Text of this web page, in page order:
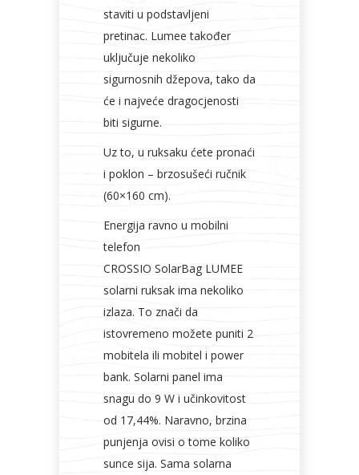
staviti u podstavljeni
pretinac. Lumee također
uključuje nekoliko
sigurnosnih džepova, tako da
će i najveće dragocjenosti
biti sigurne.
Uz to, u ruksaku ćete pronaći
i poklon – brzosušeći ručnik
(60×160 cm).
Energija ravno u mobilni
telefon
CROSSIO SolarBag LUMEE
solarni ruksak ima nekoliko
izlaza. To znači da
istovremeno možete puniti 2
mobitela ili mobitel i power
bank. Solarni panel ima
snagu do 9 W i učinkovitost
od 17,44%. Naravno, brzina
punjenja ovisi o tome koliko
sunce sija. Sama solarna